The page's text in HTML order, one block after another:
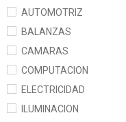
AUTOMOTRIZ
BALANZAS
CAMARAS
COMPUTACION
ELECTRICIDAD
ILUMINACION